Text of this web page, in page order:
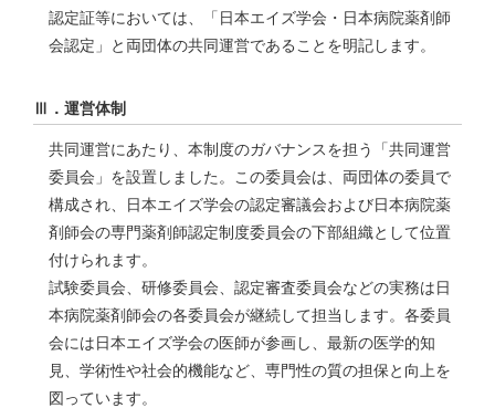
認定証等においては、「日本エイズ学会・日本病院薬剤師
会認定」と両団体の共同運営であることを明記します。
Ⅲ．運営体制
共同運営にあたり、本制度のガバナンスを担う「共同運営
委員会」を設置しました。この委員会は、両団体の委員で
構成され、日本エイズ学会の認定審議会および日本病院薬
剤師会の専門薬剤師認定制度委員会の下部組織として位置
付けられます。
試験委員会、研修委員会、認定審査委員会などの実務は日
本病院薬剤師会の各委員会が継続して担当します。各委員
会には日本エイズ学会の医師が参画し、最新の医学的知
見、学術性や社会的機能など、専門性の質の担保と向上を
図っています。